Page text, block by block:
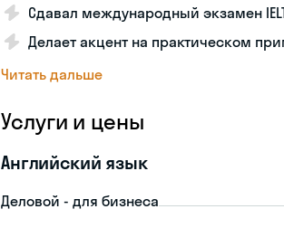
Сдавал международный экзамен
Делает акцент на практическом
Читать дальше
Услуги и цены
Английский язык
Деловой - для бизнеса